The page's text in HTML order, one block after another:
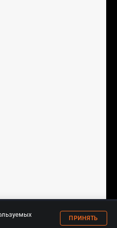
18+
ПРИНЯТЬ